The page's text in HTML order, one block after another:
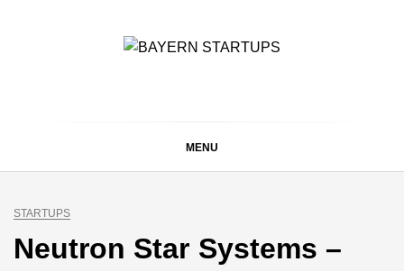
MENU
STARTUPS
Neutron Star Systems –